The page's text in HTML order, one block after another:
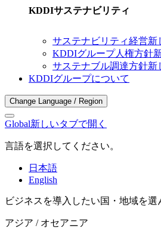
KDDIサステナビリティ
サステナビリティ経営新
KDDIグループ人権方針
サステナブル調達方針新
KDDIグループについて
Change Language / Region
Global新しいタブで開く
言語を選択してください。
日本語
English
ビジネスを導入したい国・地域を選
アジア / オセアニア